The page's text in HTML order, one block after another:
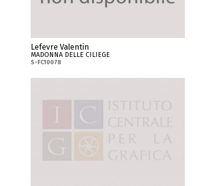
Lefevre Valentin
MADONNA DELLE CILIEGE
S-FC10078